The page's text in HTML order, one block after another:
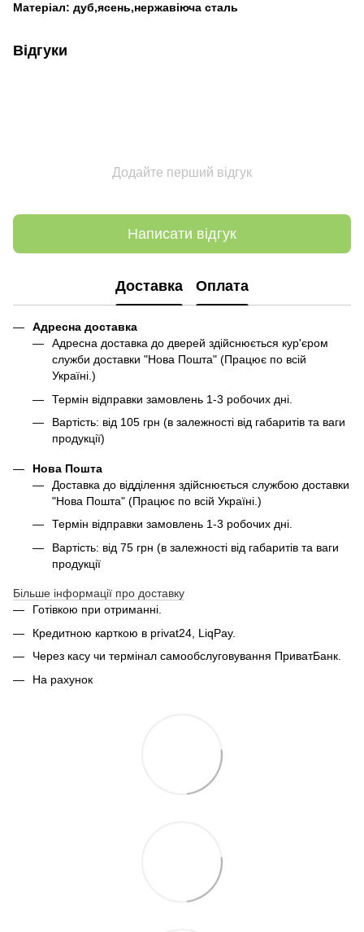
Матеріал: дуб,ясень,нержавіюча сталь
Відгуки
Додайте перший відгук
Написати відгук
Доставка Оплата
Адресна доставка
Адресна доставка до дверей здійснюється кур'єром
служби доставки "Нова Пошта" (Працює по всій
Україні.)
Термін відправки замовлень 1-3 робочих дні.
Вартість: від 105 грн (в залежності від габаритів та ваги
продукції)
Нова Пошта
Доставка до відділення здійснюється службою доставки
"Нова Пошта" (Працює по всій Україні.)
Термін відправки замовлень 1-3 робочих дні.
Вартість: від 75 грн (в залежності від габаритів та ваги
продукції
Більше інформації про доставку
Готівкою при отриманні.
Кредитною карткою в privat24, LiqPay.
Через касу чи термінал самообслуговування ПриватБанк.
На рахунок